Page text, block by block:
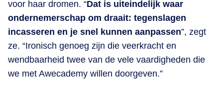
voor haar dromen. “Dat is uiteindelijk waar
ondernemerschap om draait: tegenslagen
incasseren en je snel kunnen aanpassen”, zegt
ze. “Ironisch genoeg zijn die veerkracht en
wendbaarheid twee van de vele vaardigheden die
we met Awecademy willen doorgeven.”